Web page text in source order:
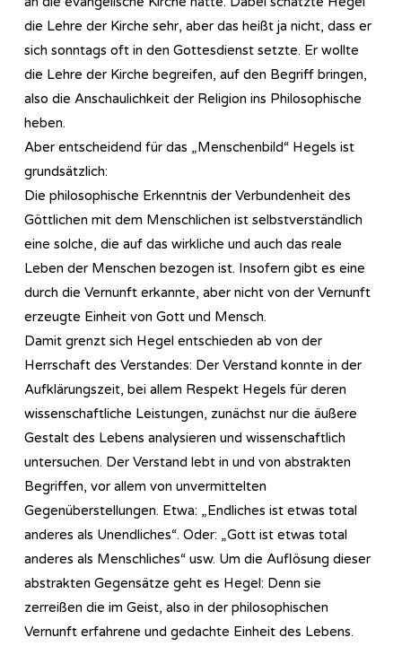
die Lehre der Kirche sehr, aber das heißt ja nicht, dass er
sich sonntags oft in den Gottesdienst setzte. Er wollte
die Lehre der Kirche begreifen, auf den Begriff bringen,
also die Anschaulichkeit der Religion ins Philosophische
heben.
Aber entscheidend für das „Menschenbild“ Hegels ist
grundsätzlich:
Die philosophische Erkenntnis der Verbundenheit des
Göttlichen mit dem Menschlichen ist selbstverständlich
eine solche, die auf das wirkliche und auch das reale
Leben der Menschen bezogen ist. Insofern gibt es eine
durch die Vernunft erkannte, aber nicht von der Vernunft
erzeugte Einheit von Gott und Mensch.
Damit grenzt sich Hegel entschieden ab von der
Herrschaft des Verstandes: Der Verstand konnte in der
Aufklärungszeit, bei allem Respekt Hegels für deren
wissenschaftliche Leistungen, zunächst nur die äußere
Gestalt des Lebens analysieren und wissenschaftlich
untersuchen. Der Verstand lebt in und von abstrakten
Begriffen, vor allem von unvermittelten
Gegenüberstellungen. Etwa: „Endliches ist etwas total
anderes als Unendliches“. Oder: „Gott ist etwas total
anderes als Menschliches“ usw. Um die Auflösung dieser
abstrakten Gegensätze geht es Hegel: Denn sie
zerreißen die im Geist, also in der philosophischen
Vernunft erfahrene und gedachte Einheit des Lebens.